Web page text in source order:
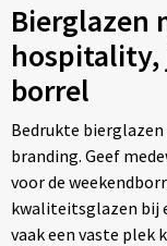
Bierglazen
hospitality,
borrel
Bedrukte
branding. Geef
voor de
kwaliteitsglazen bij
vaak een vaste plek